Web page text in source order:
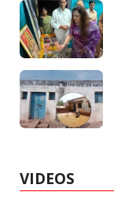
VIDEOS